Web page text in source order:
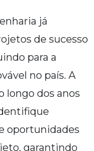
já
de sucesso
para a
no país. A
longo dos anos
oportunidades
garantindo